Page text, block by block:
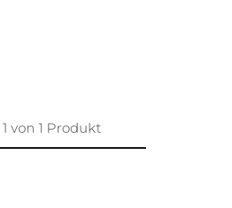
1 von 1 Produkt